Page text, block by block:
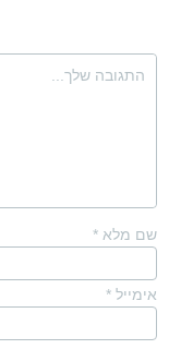
שם מלא *
אימייל *